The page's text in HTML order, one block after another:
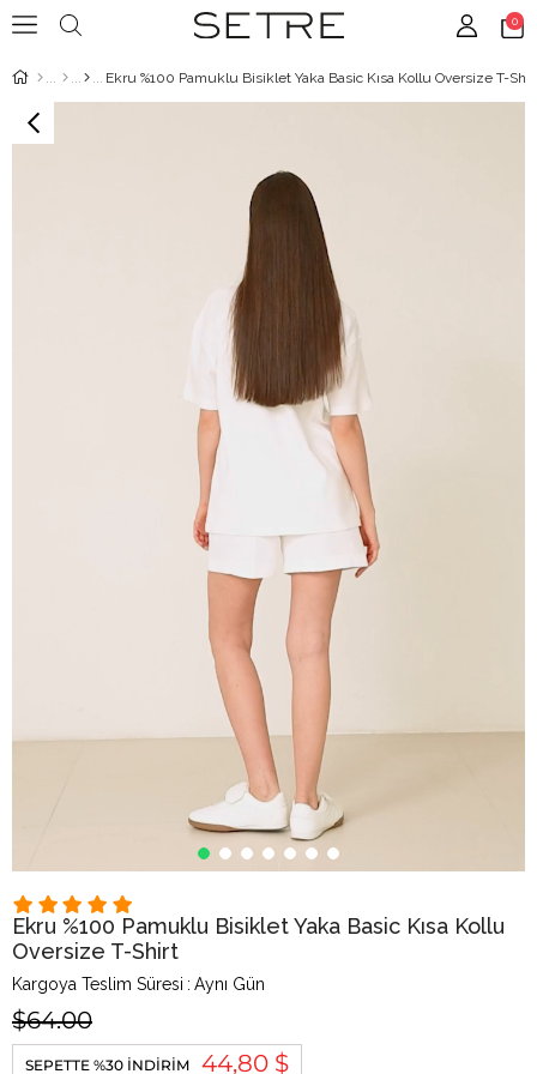
0
Ekru %100 Pamuklu Bisiklet Yaka Basic Kısa Kollu Oversize T-
Ekru %100 Pamuklu Bisiklet Yaka Basic Kısa Kollu
Oversize T-Shirt
Kargoya Teslim Süresi : Aynı Gün
$64.00
SEPETTE %30 İNDIRIM 44,80 $